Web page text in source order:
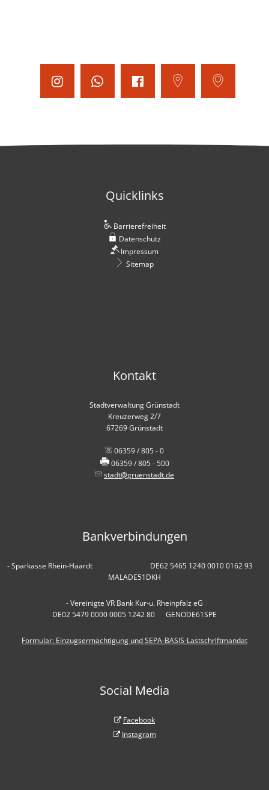
Quicklinks
Barrierefreiheit
Datenschutz
Impressum
Sitemap
Kontakt
Stadtverwaltung Grünstadt
Kreuzerweg 2/7
67269 Grünstadt
06359 / 805 - 0
06359 / 805 - 500
stadt@gruenstadt.de
Bankverbindungen
- Sparkasse Rhein-Haardt DE62 5465 1240 0010 0162 93
MALADE51DKH
- Vereinigte VR Bank Kur-u. Rheinpfalz eG
DE02 5479 0000 0005 1242 80 GENODE61SPE
Formular: Einzugsermächtigung und SEPA-BASIS-Lastschriftmandat
Social Media
Facebook
Instagram